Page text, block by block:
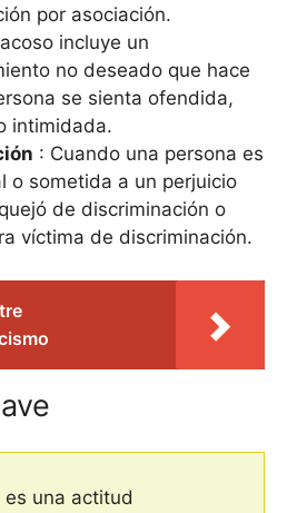
por asociación.
incluye un
no deseado que hace
se sienta ofendida,
intimidada.
: Cuando una persona es
o sometida a un perjuicio
de discriminación o
víctima de discriminación.
es una actitud